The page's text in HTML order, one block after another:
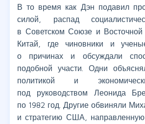
В то время как Дэн подавил
силой, распад
в Советском Союзе и
Китай, где чиновники и
о причинах и обсуждали
подобной участи. Одни
политикой и
под руководством Леонида
по 1982 год. Другие обвиняли
и стратегию США,